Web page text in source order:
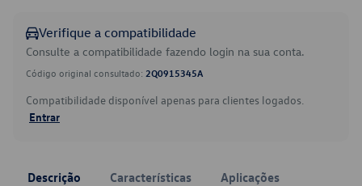
Verifique a compatibilidade
Consulte a compatibilidade fazendo login na sua conta.
Código original consultado: 2Q0915345A
Compatibilidade disponível apenas para clientes logados.
Entrar
Descrição Características Aplicações